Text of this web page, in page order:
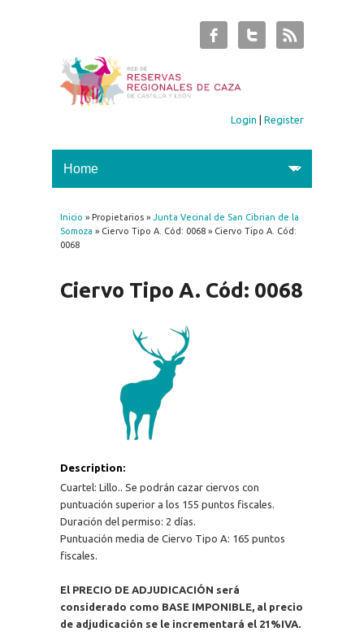
Login |Register
You are here
Inicio » Propietarios » Junta Vecinal de San Cibrian de la
Somoza » Ciervo Tipo A. Cód: 0068 » Ciervo Tipo A. Cód:
0068
Ciervo Tipo A. Cód: 0068
Description:
Cuartel: Lillo.. Se podrán cazar ciervos con
puntuación superior a los 155 puntos fiscales.
Duración del permiso: 2 días.
Puntuación media de Ciervo Tipo A: 165 puntos
fiscales.
El PRECIO DE ADJUDICACIÓN será
considerado como BASE IMPONIBLE, al precio
de adjudicación se le incrementará el 21%IVA.